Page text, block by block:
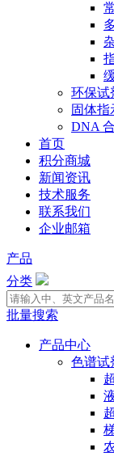
环保试
固体指
DNA
首页
积分商城
新闻资讯
技术服务
联系我们
企业邮箱
产品
分类
批量搜索
产品中心
色谱试